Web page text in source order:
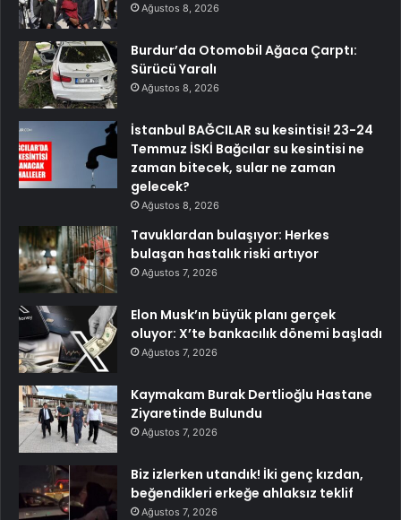
Ağustos 8, 2026
Burdur’da Otomobil Ağaca Çarptı:
Sürücü Yaralı
Ağustos 8, 2026
İstanbul BAĞCILAR su kesintisi! 23-24
Temmuz İSKİ Bağcılar su kesintisi ne
zaman bitecek, sular ne zaman
gelecek?
Ağustos 8, 2026
Tavuklardan bulaşıyor: Herkes
bulaşan hastalık riski artıyor
Ağustos 7, 2026
Elon Musk’ın büyük planı gerçek
oluyor: X’te bankacılık dönemi başladı
Ağustos 7, 2026
Kaymakam Burak Dertlioğlu Hastane
Ziyaretinde Bulundu
Ağustos 7, 2026
Biz izlerken utandık! İki genç kızdan,
beğendikleri erkeğe ahlaksız teklif
Ağustos 7, 2026